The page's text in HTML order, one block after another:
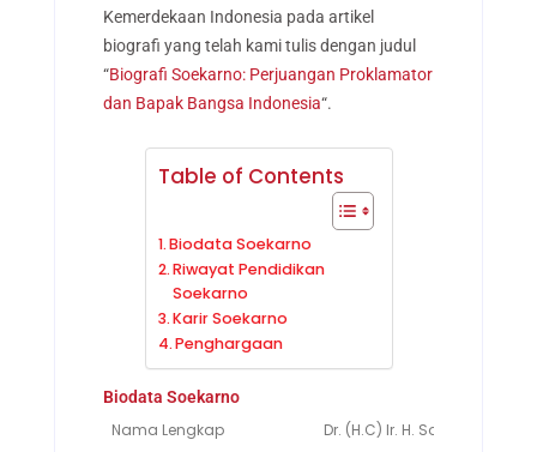
Kemerdekaan Indonesia pada artikel
biografi yang telah kami tulis dengan judul
“Biografi Soekarno: Perjuangan Proklamator
dan Bapak Bangsa Indonesia“.
Table of Contents
Biodata Soekarno
Riwayat Pendidikan
Soekarno
Karir Soekarno
Penghargaan
Biodata Soekarno
Nama Lengkap Dr. (H.C) Ir. H. Soekarno